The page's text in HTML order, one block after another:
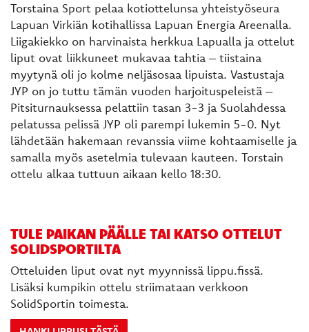
Torstaina Sport pelaa kotiottelunsa yhteistyöseura
Lapuan Virkiän kotihallissa Lapuan Energia Areenalla.
Liigakiekko on harvinaista herkkua Lapualla ja ottelut
liput ovat liikkuneet mukavaa tahtia – tiistaina
myytynä oli jo kolme neljäsosaa lipuista. Vastustaja
JYP on jo tuttu tämän vuoden harjoituspeleistä –
Pitsiturnauksessa pelattiin tasan 3-3 ja Suolahdessa
pelatussa pelissä JYP oli parempi lukemin 5-0. Nyt
lähdetään hakemaan revanssia viime kohtaamiselle ja
samalla myös asetelmia tulevaan kauteen. Torstain
ottelu alkaa tuttuun aikaan kello 18:30.
TULE PAIKAN PÄÄLLE TAI KATSO OTTELUT
SOLIDSPORTILTA
Otteluiden liput ovat nyt myynnissä lippu.fissä.
Lisäksi kumpikin ottelu striimataan verkkoon
SolidSportin toimesta.